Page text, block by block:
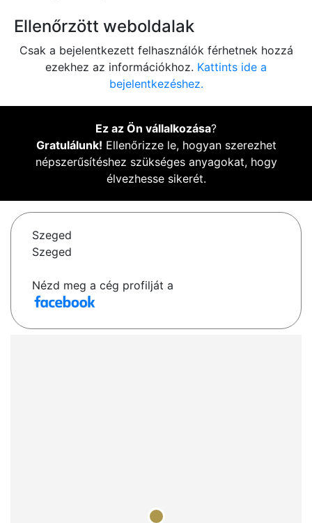
Ellenőrzött weboldalak
Csak a bejelentkezett felhasználók férhetnek hozzá
ezekhez az információkhoz. Kattints ide a
bejelentkezéshez.
Ez az Ön vállalkozása?
Gratulálunk! Ellenőrizze le, hogyan szerezhet
népszerűsítéshez szükséges anyagokat, hogy
élvezhesse sikerét.
Szeged
Szeged
Nézd meg a cég profilját a